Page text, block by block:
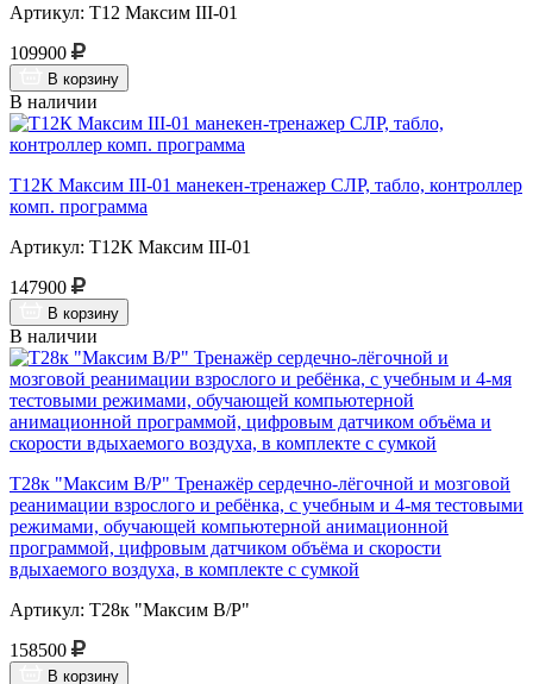
Артикул: Т12 Максим III-01
109900
В корзину
В наличии
Т12К Максим III-01 манекен-тренажер СЛР, табло, контроллер
комп. программа
Артикул: Т12К Максим III-01
147900
В корзину
В наличии
Т28к "Максим В/Р" Тренажёр сердечно-лёгочной и мозговой
реанимации взрослого и ребёнка, с учебным и 4-мя тестовыми
режимами, обучающей компьютерной анимационной
программой, цифровым датчиком объёма и скорости
вдыхаемого воздуха, в комплекте с сумкой
Артикул: Т28к "Максим В/Р"
158500
В корзину